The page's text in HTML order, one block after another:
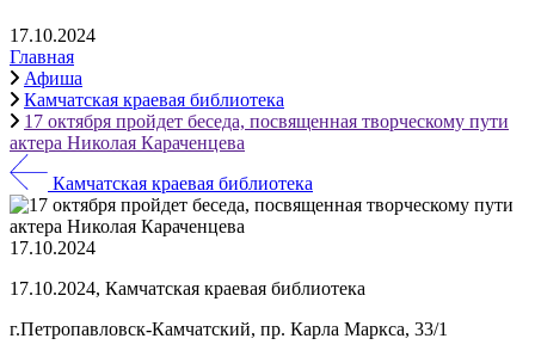
17.10.2024
Главная
Афиша
Камчатская краевая библиотека
17 октября пройдет беседа, посвященная творческому пути
актера Николая Караченцева
Камчатская краевая библиотека
17.10.2024
17.10.2024, Камчатская краевая библиотека
г.Петропавловск-Камчатский, пр. Карла Маркса, 33/1